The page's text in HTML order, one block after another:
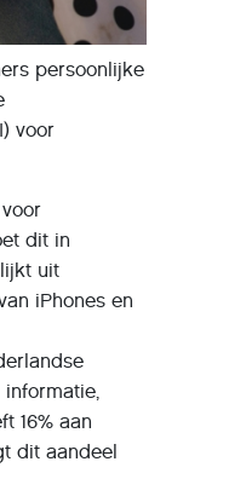
persoonlijke
voor
dit in
uit
iPhones en
16% aan
dit aandeel